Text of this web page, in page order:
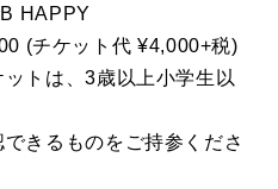
HAPPY
(チケット代 ¥4,000+税)
、3歳以上小学生以
ものをご持参くださ